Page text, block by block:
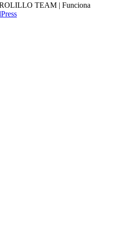
TEAM | Funciona